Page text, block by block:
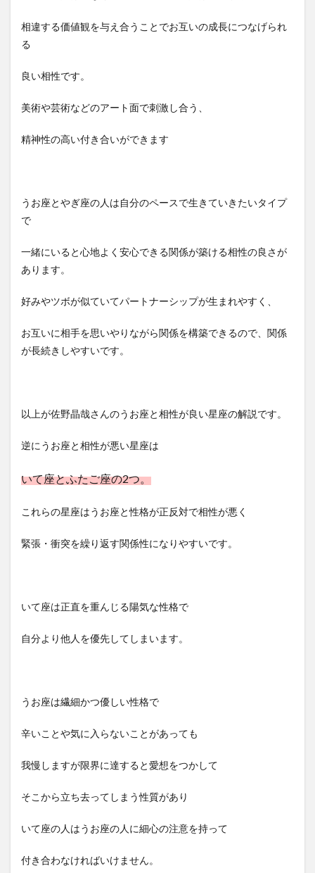
相違する価値観を与え合うことでお互いの成長につなげられ
る
良い相性です。
美術や芸術などのアート面で刺激し合う、
精神性の高い付き合いができます
うお座とやぎ座の人は自分のペースで生きていきたいタイプ
で
一緒にいると心地よく安心できる関係が築ける相性の良さが
あります。
好みやツボが似ていてパートナーシップが生まれやすく、
お互いに相手を思いやりながら関係を構築できるので、関係
が長続きしやすいです。
以上が佐野晶哉さんのうお座と相性が良い星座の解説です。
逆にうお座と相性が悪い星座は
いて座とふたご座の2つ。
これらの星座はうお座と性格が正反対で相性が悪く
緊張・衝突を繰り返す関係性になりやすいです。
いて座は正直を重んじる陽気な性格で
自分より他人を優先してしまいます。
うお座は繊細かつ優しい性格で
辛いことや気に入らないことがあっても
我慢しますが限界に達すると愛想をつかして
そこから立ち去ってしまう性質があり
いて座の人はうお座の人に細心の注意を持って
付き合わなければいけません。